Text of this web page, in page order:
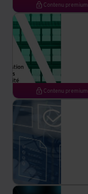
Contenu premium
Contenu premium